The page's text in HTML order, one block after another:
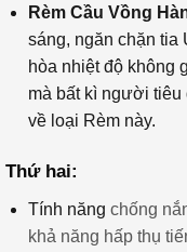
Rèm Cầu Vồng
sáng, ngăn chặn tia
hòa nhiệt độ không
mà bất kì người tiêu
về loại Rèm này.
Thứ hai:
Tính năng chống
khả năng hấp thụ